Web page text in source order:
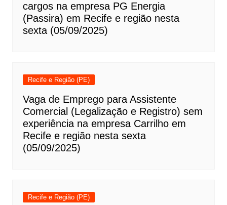
cargos na empresa PG Energia
(Passira) em Recife e região nesta
sexta (05/09/2025)
Recife e Região (PE)
Vaga de Emprego para Assistente
Comercial (Legalização e Registro) sem
experiência na empresa Carrilho em
Recife e região nesta sexta
(05/09/2025)
Recife e Região (PE)